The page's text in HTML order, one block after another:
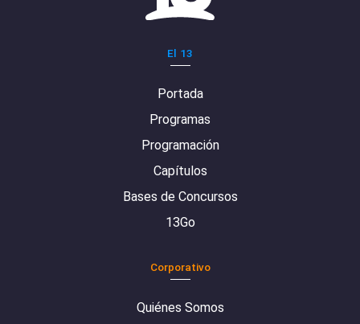
El 13
Portada
Programas
Programación
Capítulos
Bases de Concursos
13Go
Corporativo
Quiénes Somos